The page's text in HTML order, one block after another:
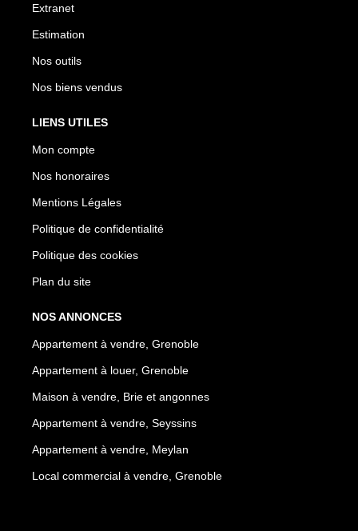
Extranet
Estimation
Nos outils
Nos biens vendus
LIENS UTILES
Mon compte
Nos honoraires
Mentions Légales
Politique de confidentialité
Politique des cookies
Plan du site
NOS ANNONCES
Appartement à vendre, Grenoble
Appartement à louer, Grenoble
Maison à vendre, Brie et angonnes
Appartement à vendre, Seyssins
Appartement à vendre, Meylan
Local commercial à vendre, Grenoble